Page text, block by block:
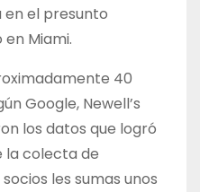
en el presunto
Miami.
40
Google, Newell’s
los datos que logró
la colecta de
les sumas unos